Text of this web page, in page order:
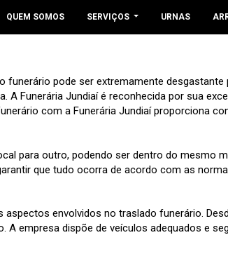
QUEM SOMOS SERVIÇOS URNAS
pode ser extremamente
Funerária Jundiaí é reconhecida por sua
com a Funerária Jundiaí proporciona
para outro, podendo ser dentro do mesmo
que tudo ocorra de acordo com as
envolvidos no traslado funerário.
empresa dispõe de veículos adequados e